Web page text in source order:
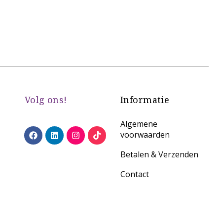
Volg ons! Informatie
Algemene
voorwaarden
Betalen & Verzenden
Contact